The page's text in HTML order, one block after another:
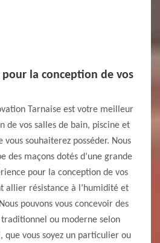
la conception de vos
Tarnaise est votre meilleur
de vos salles de bain, piscine et
vous souhaiterez posséder. Nous
des maçons dotés d’une grande
pour la conception de vos
allier résistance à l’humidité et
pouvons vous concevoir des
traditionnel ou moderne selon
que vous soyez un particulier ou